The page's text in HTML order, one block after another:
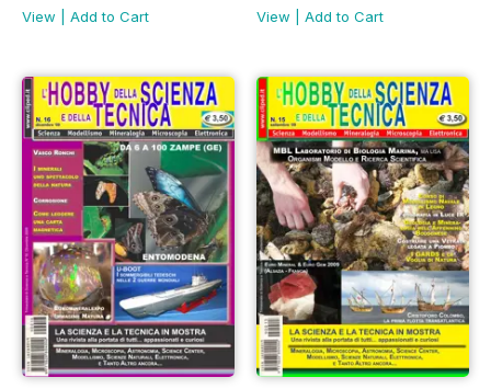
View
Add to Cart
View
Add to Cart